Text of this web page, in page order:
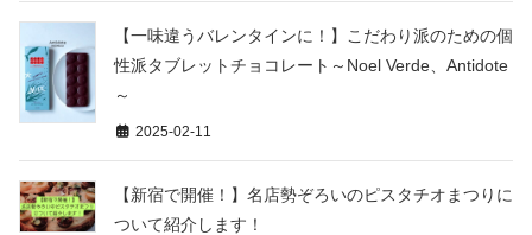
【一味違うバレンタインに！】こだわり派のための個
性派タブレットチョコレート～Noel Verde、Antidote
～
2025-02-11
【新宿で開催！】名店勢ぞろいのピスタチオまつりに
ついて紹介します！